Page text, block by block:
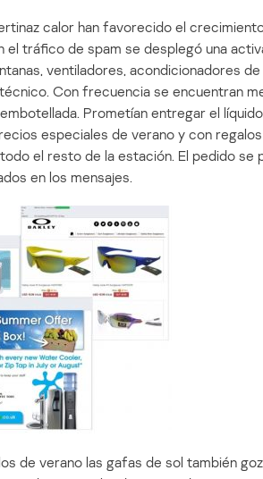
calor han favorecido el
el tráfico de spam se desplegó una
ventiladores, acondicionadores
Con frecuencia se encuentran
Prometían entregar el
especiales de verano y con
el resto de la estación. El pedido se
en los mensajes.
de verano las gafas de sol también